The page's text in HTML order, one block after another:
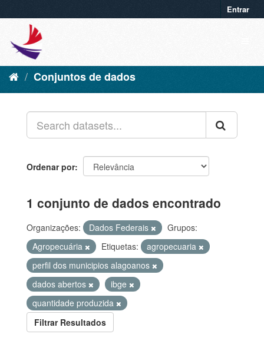
Entrar
Conjuntos de dados
Ordenar por
1 conjunto de dados encontrado
Organizações: Dados Federais
Grupos:
Agropecuária
Etiquetas:
agropecuaria
perfil dos municipios alagoanos
dados abertos
ibge
quantidade produzida
Filtrar Resultados